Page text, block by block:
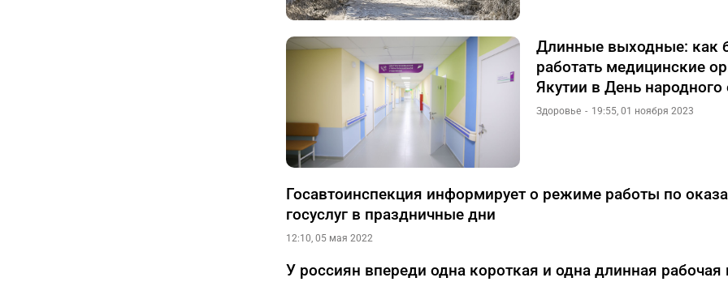
Длинные выходные: как
работать медицинские
Якутии в День народного
Здоровье 19:55, 01 ноября 2023
Госавтоинспекция информирует о режиме работы по
госуслуг в праздничные дни
12:10, 05 мая 2022
У россиян впереди одна короткая и одна длинная рабочая